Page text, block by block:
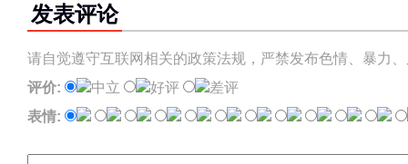
发表评论
请自觉遵守互联网相关的政策法规，严禁发布色情、暴力
评价:
中立 好评
差评
表情: